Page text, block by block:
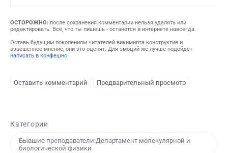
ОСТОРОЖНО: после сохранения комментарии нельзя удалять или
редактировать. Всё, что ты пишешь - останется в интернете навсегда.
Оставь будущим поколениям читателей викимипта конструктив и
взвешенное мнение, они это оценят. Для эмоций же лучше подойдёт
написать в конфешнс
Категории
Бывшие преподаватели:Департамент молекулярной и
биологической физики